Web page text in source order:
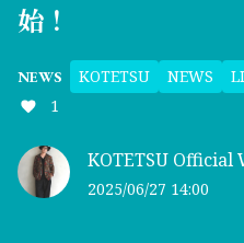
始！
NEWS KOTETSU NEWS
1
KOTETSU Official
2025/06/27 14:00